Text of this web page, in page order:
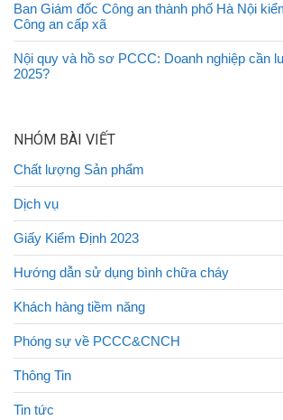
Ban Giám đốc Công an thành phố Hà Nội
Công an cấp xã
Nội quy và hồ sơ PCCC: Doanh nghiệp cần
2025?
NHÓM BÀI VIẾT
Chất lượng Sản phẩm
Dịch vụ
Giấy Kiểm Định 2023
Hướng dẫn sử dụng bình chữa cháy
Khách hàng tiềm năng
Phóng sự về PCCC&CNCH
Thông Tin
Tin tức